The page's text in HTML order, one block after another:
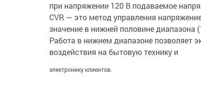
при напряжении 120 В подаваемое
CVR — это метод управления
значение в нижней половине диапазона
Работа в нижнем диапазоне позволяет
воздействия на бытовую технику и
электронику клиентов.